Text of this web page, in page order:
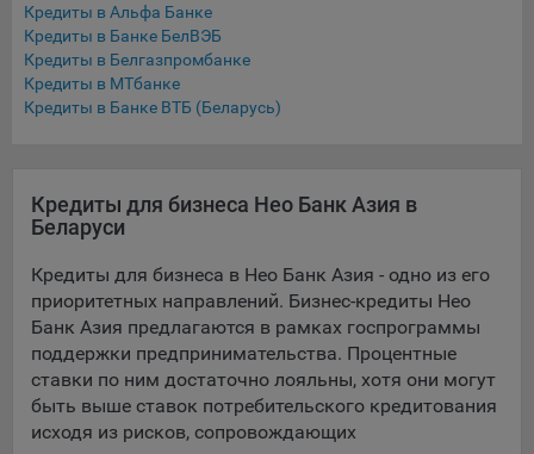
При этом, некоторые браузеры позволяют посещать
интернет-сайты в режиме «Инкогнито», чтобы ограничить
хранимый на компьютере объем информации и
автоматически удалять сессионные файлы cookie. Кроме
Подробнее о параметрах управления можно ознакомиться,
перейдя по внешним ссылкам, ведущим на
соответствующие страницы сайтов основных браузеров:
Firefox
Chrome
Safari
Кредиты в Альфа Банке
Кредиты в Банке БелВЭБ
Кредиты в Белгазпромбанке
Кредиты в МТбанке
Кредиты в Банке ВТБ (Беларусь)
Кредиты для бизнеса Нео Банк Азия в
Беларуси
Кредиты для бизнеса в Нео Банк Азия - одно из его
приоритетных направлений. Бизнес-кредиты Нео
Банк Азия предлагаются в рамках госпрограммы
поддержки предпринимательства. Процентные
ставки по ним достаточно лояльны, хотя они могут
быть выше ставок потребительского кредитования
исходя из рисков, сопровождающих